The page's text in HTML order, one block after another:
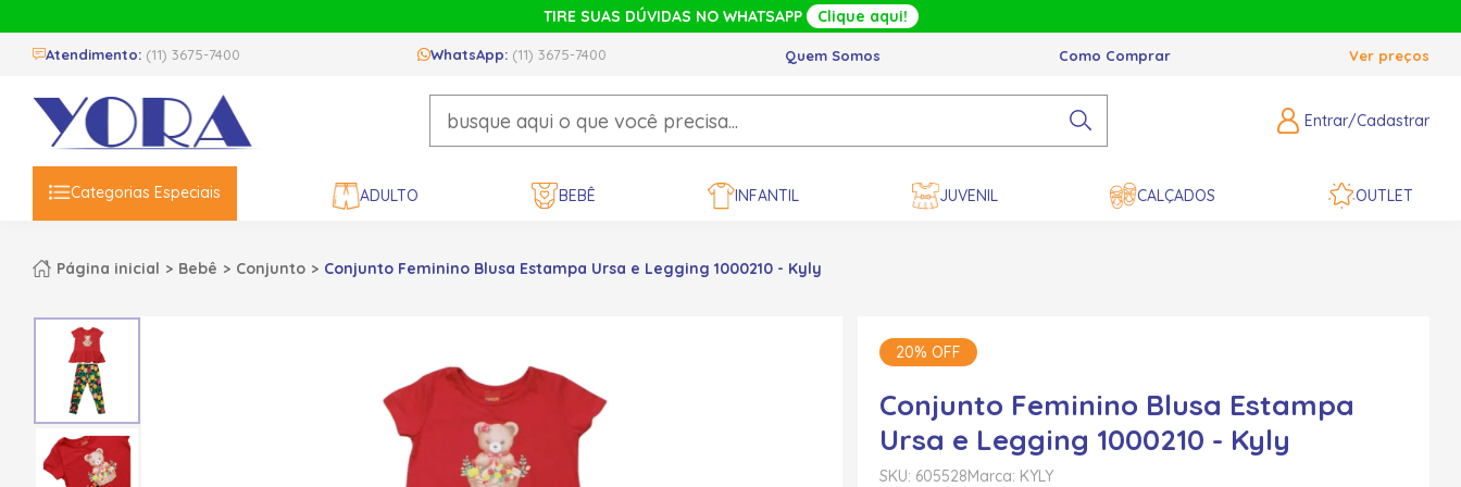
TIRE SUAS DÚVIDAS NO WHATSAPP Clique aqui!
Atendimento: (11) 3675-7400 WhatsApp: (11) 3675-7400 Quem Somos Como Comprar Ver preços
Entrar/Cadastrar
Categorias Especiais ADULTO BEBÊ INFANTIL JUVENIL CALÇADOS OUTLET
Página inicial Bebê Conjunto Conjunto Feminino Blusa Estampa Ursa e Legging 1000210 - Kyly
20% OFF
Conjunto Feminino Blusa Estampa
Ursa e Legging 1000210 - Kyly
SKU: 605528Marca: KYLY